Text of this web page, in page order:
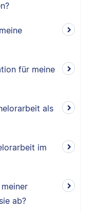
für meine
als
im
ab?